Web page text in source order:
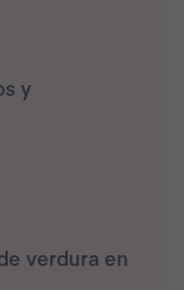
y
verdura en